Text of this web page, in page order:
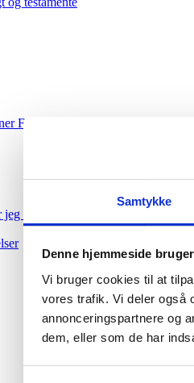
Samtykke
Denne hjemmeside
Vi bruger cookies til at
vores trafik. Vi deler også
annonceringspartnere og
dem, eller som de har
Farmor igen
en ven i sorg